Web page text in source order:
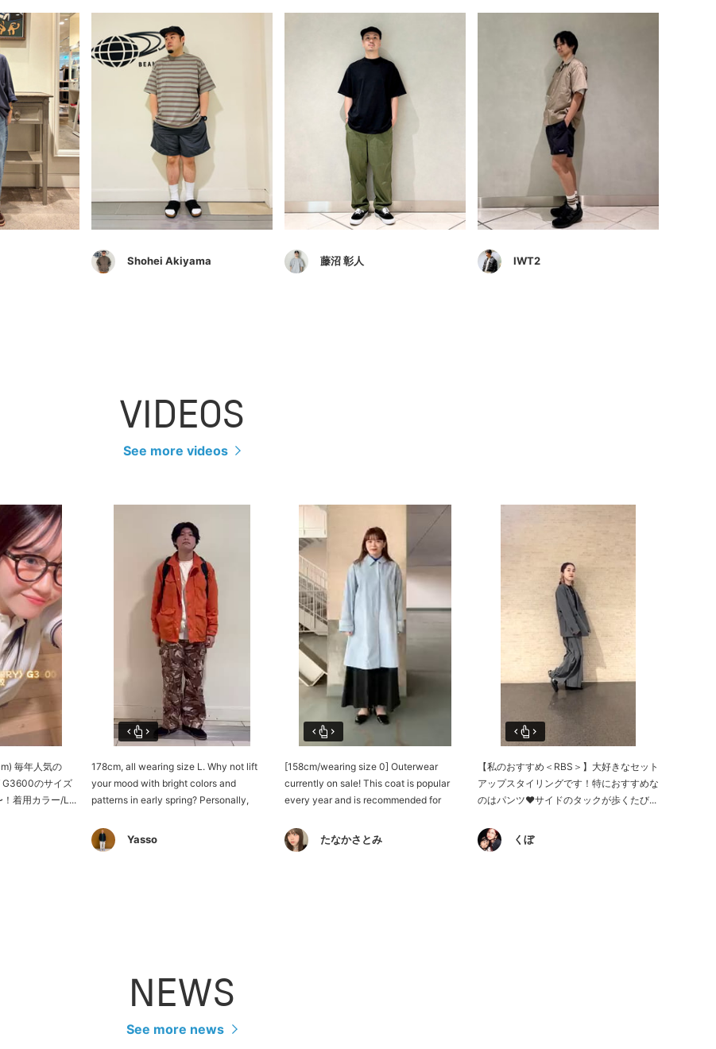
Shohei Akiyama 藤沼 彰人 IWT2
VIDEOS
See more videos
毎年人気の
G3600のサイズ
！着用カラー/L...
178cm, all wearing size L. Why not lift
your mood with bright colors and
patterns in early spring? Personally,
Yasso
[158cm/wearing size 0] Outerwear
currently on sale! This coat is popular
every year and is recommended for
たなかさとみ
【私のおすすめ＜RBS＞】大好きなセット
アップスタイリングです！特におすすめな
のはパンツ♥︎サイドのタックが歩くたび...
くぼ
NEWS
See more news